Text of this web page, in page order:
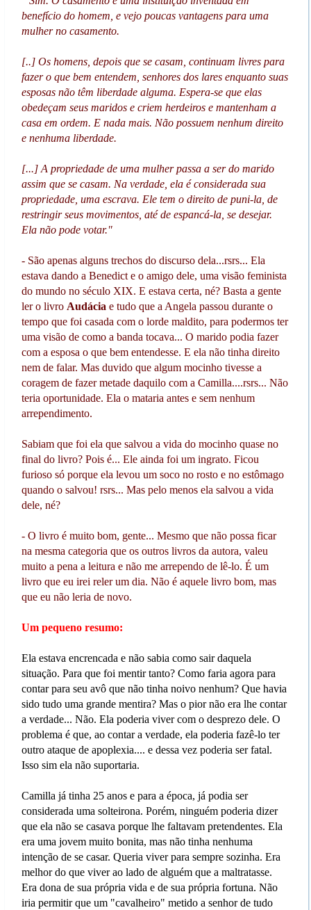
benefício do homem, e vejo poucas vantagens para uma
mulher no casamento.
[..] Os homens, depois que se casam, continuam livres para
fazer o que bem entendem, senhores dos lares enquanto suas
esposas não têm liberdade alguma. Espera-se que elas
obedeçam seus maridos e criem herdeiros e mantenham a
casa em ordem. E nada mais. Não possuem nenhum direito
e nenhuma liberdade.
[...] A propriedade de uma mulher passa a ser do marido
assim que se casam. Na verdade, ela é considerada sua
propriedade, uma escrava. Ele tem o direito de puni-la, de
restringir seus movimentos, até de espancá-la, se desejar.
Ela não pode votar."
- São apenas alguns trechos do discurso dela...rsrs... Ela
estava dando a Benedict e o amigo dele, uma visão feminista
do mundo no século XIX. E estava certa, né? Basta a gente
ler o livro Audácia e tudo que a Angela passou durante o
tempo que foi casada com o lorde maldito, para podermos ter
uma visão de como a banda tocava... O marido podia fazer
com a esposa o que bem entendesse. E ela não tinha direito
nem de falar. Mas duvido que algum mocinho tivesse a
coragem de fazer metade daquilo com a Camilla....rsrs... Não
teria oportunidade. Ela o mataria antes e sem nenhum
arrependimento.
Sabiam que foi ela que salvou a vida do mocinho quase no
final do livro? Pois é... Ele ainda foi um ingrato. Ficou
furioso só porque ela levou um soco no rosto e no estômago
quando o salvou! rsrs... Mas pelo menos ela salvou a vida
dele, né?
- O livro é muito bom, gente... Mesmo que não possa ficar
na mesma categoria que os outros livros da autora, valeu
muito a pena a leitura e não me arrependo de lê-lo. É um
livro que eu irei reler um dia. Não é aquele livro bom, mas
que eu não leria de novo.
Um pequeno resumo:
Ela estava encrencada e não sabia como sair daquela
situação. Para que foi mentir tanto? Como faria agora para
contar para seu avô que não tinha noivo nenhum? Que havia
sido tudo uma grande mentira? Mas o pior não era lhe contar
a verdade... Não. Ela poderia viver com o desprezo dele. O
problema é que, ao contar a verdade, ela poderia fazê-lo ter
outro ataque de apoplexia.... e dessa vez poderia ser fatal.
Isso sim ela não suportaria.
Camilla já tinha 25 anos e para a época, já podia ser
considerada uma solteirona. Porém, ninguém poderia dizer
que ela não se casava porque lhe faltavam pretendentes. Ela
era uma jovem muito bonita, mas não tinha nenhuma
intenção de se casar. Queria viver para sempre sozinha. Era
melhor do que viver ao lado de alguém que a maltratasse.
Era dona de sua própria vida e de sua própria fortuna. Não
iria permitir que um "cavalheiro" metido a senhor de tudo